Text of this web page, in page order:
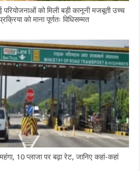
परियोजनाओं को मिली बड़ी कानूनी मजबूती उच्च
को माना पूर्णतः विधिसम्मत
10 प्लाजा पर बढ़ा रेट, जानिए कहां-कहां